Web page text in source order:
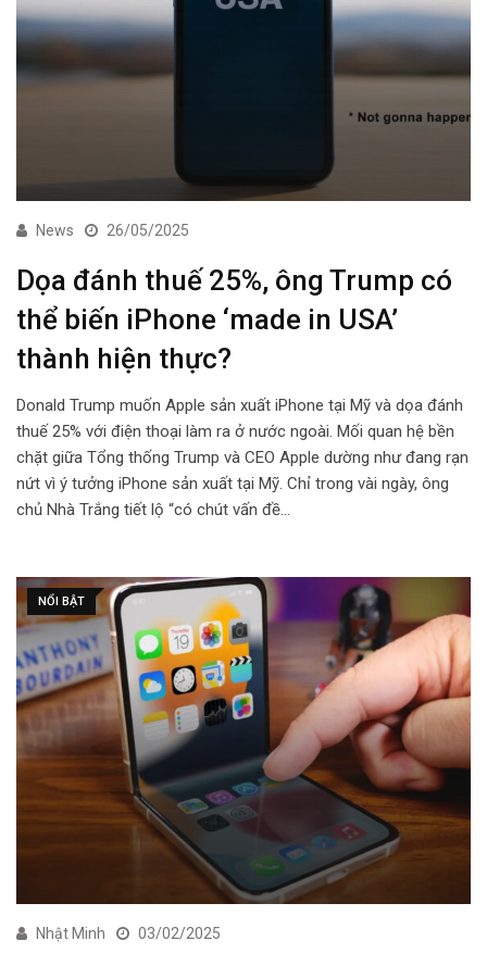
News 26/05/2025
Dọa đánh thuế 25%, ông Trump có
thể biến iPhone ‘made in USA’
thành hiện thực?
Donald Trump muốn Apple sản xuất iPhone tại Mỹ và dọa đánh
thuế 25% với điện thoại làm ra ở nước ngoài. Mối quan hệ bền
chặt giữa Tổng thống Trump và CEO Apple dường như đang rạn
nứt vì ý tưởng iPhone sản xuất tại Mỹ. Chỉ trong vài ngày, ông
chủ Nhà Trắng tiết lộ “có chút vấn đề…
NỔI BẬT
Nhật Minh 03/02/2025